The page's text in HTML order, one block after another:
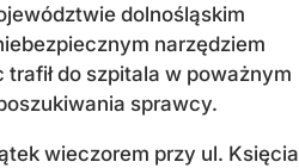
dolnośląskim
narzędziem
trafił do szpitala w poważnym
sprawcy.
wieczorem przy ul. Księcia